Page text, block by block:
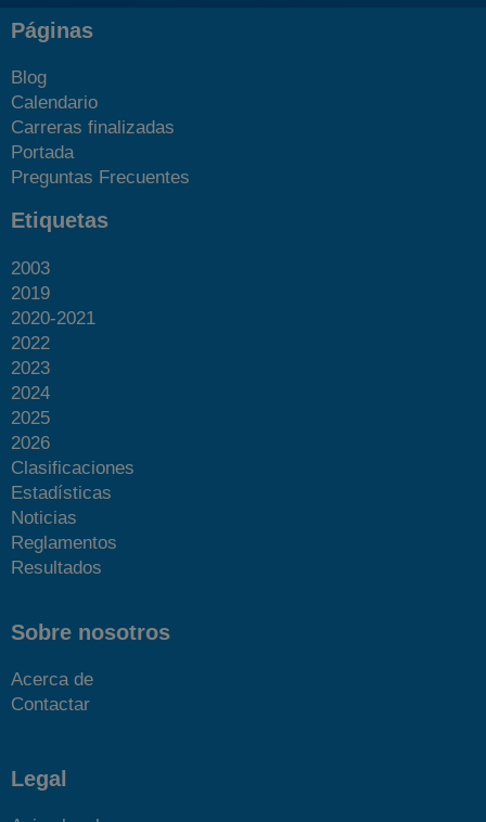
Más fotos
Páginas
Blog
Calendario
Carreras finalizadas
Portada
Preguntas Frecuentes
Etiquetas
2003
2019
2020-2021
2022
2023
2024
2025
2026
Clasificaciones
Estadísticas
Noticias
Reglamentos
Resultados
Sobre nosotros
Acerca de
Contactar
Legal